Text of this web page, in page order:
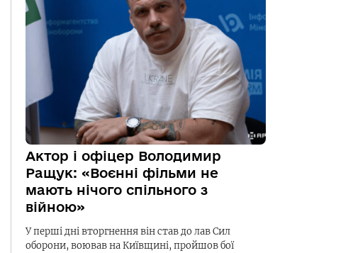
Актор і офіцер Володимир
Ращук: «Воєнні фільми не
мають нічого спільного з
війною»
У перші дні вторгнення він став до лав Сил
оборони, воював на Київщині, пройшов бої